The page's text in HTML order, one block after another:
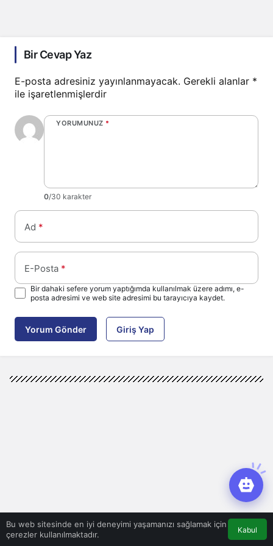
Bir Cevap Yaz
E-posta adresiniz yayınlanmayacak. Gerekli alanlar *
ile işaretlenmişlerdir
YORUMUNUZ *
0/30 karakter
Ad *
E-Posta *
Bir dahaki sefere yorum yaptığımda kullanılmak üzere adımı, e-
posta adresimi ve web site adresimi bu tarayıcıya kaydet.
Yorum Gönder Giriş Yap
Bu web sitesinde en iyi deneyimi yaşamanızı sağlamak için
çerezler kullanılmaktadır.
Kabul